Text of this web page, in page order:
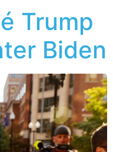
Trump
Biden